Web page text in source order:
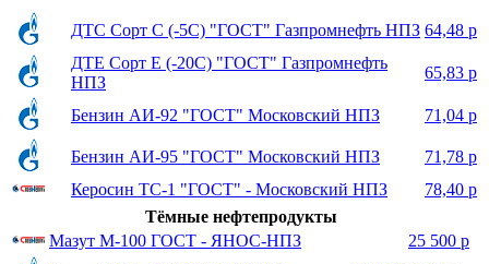
ДТС Сорт С (-5С) "ГОСТ" Газпромнефть НПЗ 64,48 р
ДТЕ Сорт Е (-20С) "ГОСТ" Газпромнефть
НПЗ
65,83 р
Бензин АИ-92 "ГОСТ" Московский НПЗ 71,04 р
Бензин АИ-95 "ГОСТ" Московский НПЗ
71,78 р
Керосин ТС-1 "ГОСТ" - Московский НПЗ
78,40 р
Тёмные нефтепродукты
Мазут М-100 ГОСТ - ЯНОС-НПЗ
25 500 р